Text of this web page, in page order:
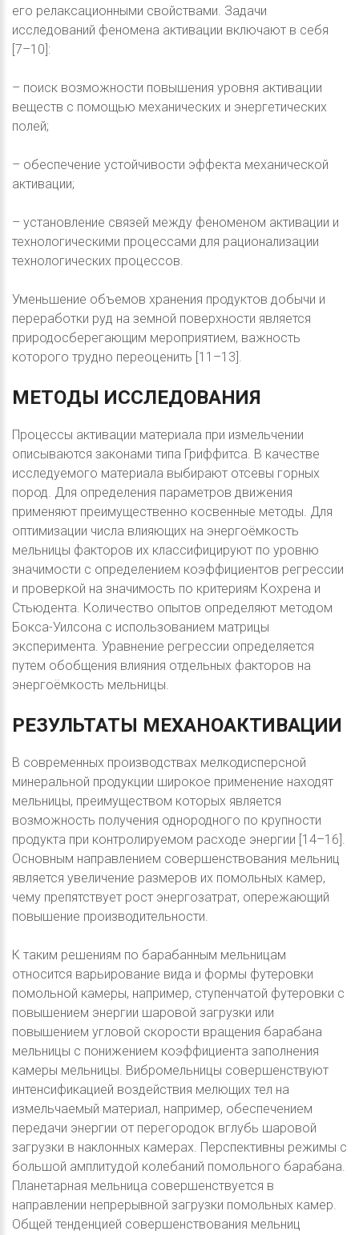
его релаксационными свойствами. Задачи
исследований феномена активации включают в себя
[7–10]:
– поиск возможности повышения уровня активации
веществ с помощью механических и энергетических
полей;
– обеспечение устойчивости эффекта механической
активации;
– установление связей между феноменом активации и
технологическими процессами для рационализации
технологических процессов.
Уменьшение объемов хранения продуктов добычи и
переработки руд на земной поверхности является
природосберегающим мероприятием, важность
которого трудно переоценить [11–13].
МЕТОДЫ ИССЛЕДОВАНИЯ
Процессы активации материала при измельчении
описываются законами типа Гриффитса. В качестве
исследуемого материала выбирают отсевы горных
пород. Для определения параметров движения
применяют преимущественно косвенные методы. Для
оптимизации числа влияющих на энергоёмкость
мельницы факторов их классифицируют по уровню
значимости с определением коэффициентов регрессии
и проверкой на значимость по критериям Кохрена и
Стьюдента. Количество опытов определяют методом
Бокса-Уилсона с использованием матрицы
эксперимента. Уравнение регрессии определяется
путем обобщения влияния отдельных факторов на
энергоёмкость мельницы.
РЕЗУЛЬТАТЫ МЕХАНОАКТИВАЦИИ
В современных производствах мелкодисперсной
минеральной продукции широкое применение находят
мельницы, преимуществом которых является
возможность получения однородного по крупности
продукта при контролируемом расходе энергии [14–16].
Основным направлением совершенствования мельниц
является увеличение размеров их помольных камер,
чему препятствует рост энергозатрат, опережающий
повышение производительности.
К таким решениям по барабанным мельницам
относится варьирование вида и формы футеровки
помольной камеры, например, ступенчатой футеровки с
повышением энергии шаровой загрузки или
повышением угловой скорости вращения барабана
мельницы с понижением коэффициента заполнения
камеры мельницы. Вибромельницы совершенствуют
интенсификацией воздействия мелющих тел на
измельчаемый материал, например, обеспечением
передачи энергии от перегородок вглубь шаровой
загрузки в наклонных камерах. Перспективны режимы с
большой амплитудой колебаний помольного барабана.
Планетарная мельница совершенствуется в
направлении непрерывной загрузки помольных камер.
Общей тенденцией совершенствования мельниц